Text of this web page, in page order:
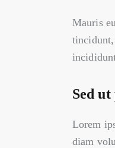
Mauris
Sed
Lorem
diam